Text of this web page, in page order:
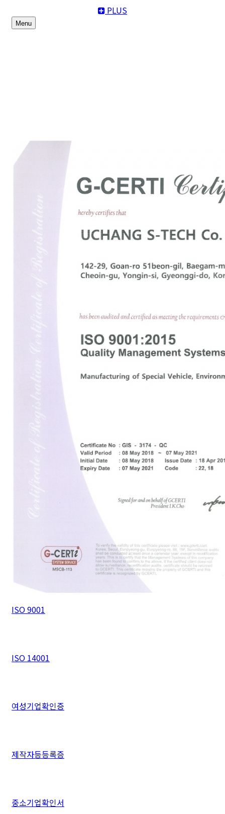
PLUS
Menu
ISO 9001
ISO 14001
여성기업확인증
제작자등등록증
중소기업확인서